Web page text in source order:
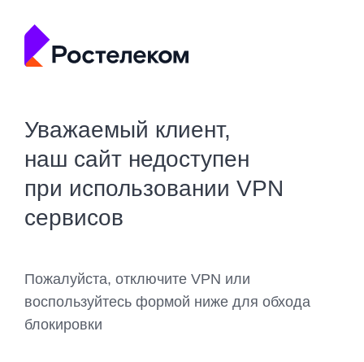
Уважаемый клиент,
наш сайт недоступен
при использовании VPN
сервисов
Пожалуйста, отключите VPN или
воспользуйтесь формой ниже для обхода
блокировки